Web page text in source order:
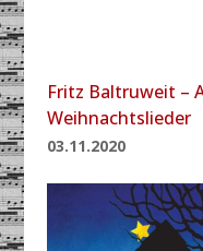
Fritz Baltruweit –
Weihnachtslieder
03.11.2020